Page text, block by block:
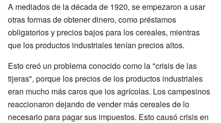
A mediados de la década de 1920, se empezaron a usar
otras formas de obtener dinero, como préstamos
obligatorios y precios bajos para los cereales, mientras
que los productos industriales tenían precios altos.
Esto creó un problema conocido como la "crisis de las
tijeras", porque los precios de los productos industriales
eran mucho más caros que los agrícolas. Los campesinos
reaccionaron dejando de vender más cereales de lo
necesario para pagar sus impuestos. Esto causó crisis en